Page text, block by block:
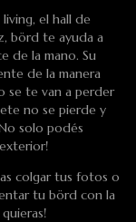
el hall de
börd te ayuda a
de la mano. Su
de la manera
se te van a perder
no se pierde y
solo podés
colgar tus fotos o
tu börd con la